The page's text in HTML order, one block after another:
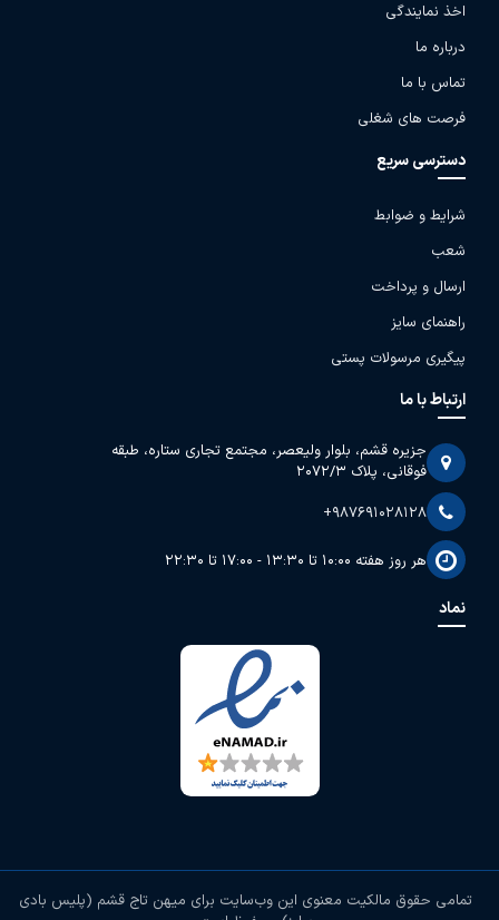
اخذ نمایندگی
درباره ما
تماس با ما
فرصت های شغلی
دسترسی سریع
شرایط و ضوابط
شعب
ارسال و پرداخت
راهنمای سایز
پیگیری مرسولات پستی
ارتباط با ما
جزیره قشم، بلوار ولیعصر، مجتمع تجاری ستاره، طبقه
فوقانی، پلاک 2072/3
+987691028128
هر روز هفته 10:00 تا 13:30 - 17:00 تا 22:30
نماد
تمامی حقوق مالکیت معنوی این وب‌سایت برای میهن تاج قشم (پلیس بادی